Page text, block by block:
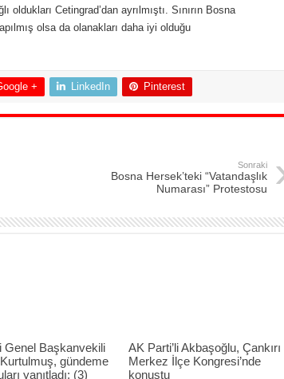
Cetingrad’dan ayrılmıştı. Sınırın Bosna
olsa da olanakları daha iyi olduğu
+ LinkedIn Pinterest
Sonraki
Bosna Hersek’teki “Vatandaşlık
Numarası” Protestosu
Genel Başkanvekili
gündeme
yanıtladı: (3)
AK Parti’li Akbaşoğlu, Çankırı
Merkez İlçe Kongresi’nde
konuştu